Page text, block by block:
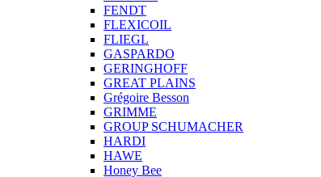
FENDT
FLEXICOIL
FLIEGL
GASPARDO
GERINGHOFF
GREAT PLAINS
Grégoire Besson
GRIMME
GROUP SCHUMACHER
HARDI
HAWE
Honey Bee